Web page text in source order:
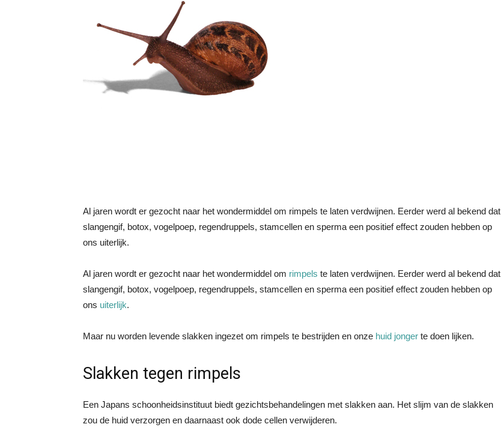
Al jaren wordt er gezocht naar het wondermiddel om rimpels te laten verdwijnen. Eerder werd al bekend dat
slangengif, botox, vogelpoep, regendruppels, stamcellen en sperma een positief effect zouden hebben op
ons uiterlijk.
Al jaren wordt er gezocht naar het wondermiddel om rimpels te laten verdwijnen. Eerder werd al bekend dat
slangengif, botox, vogelpoep, regendruppels, stamcellen en sperma een positief effect zouden hebben op
ons uiterlijk.
Maar nu worden levende slakken ingezet om rimpels te bestrijden en onze huid jonger te doen lijken.
Slakken tegen rimpels
Een Japans schoonheidsinstituut biedt gezichtsbehandelingen met slakken aan. Het slijm van de slakken
zou de huid verzorgen en daarnaast ook dode cellen verwijderen.